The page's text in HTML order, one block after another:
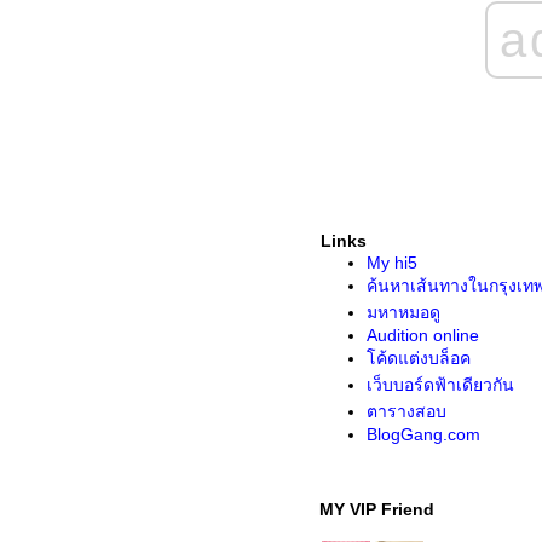
Links
My hi5
ค้นหาเส้นทางในกรุงเท
มหาหมอดู
Audition online
ค้ดแต่งบล็อค
เว็บบอร์ดฟ้าเดียวกัน
ตารางสอบ
BlogGang.com
MY VIP Friend